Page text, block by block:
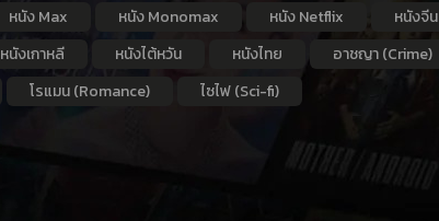
หนัง Max หนัง Monomax หนัง Netflix หนังจีน
หนังเกาหลี หนังไต้หวัน หนังไทย อาชญา (Crime)
โรแมน (Romance) ไซไฟ (Sci-fi)